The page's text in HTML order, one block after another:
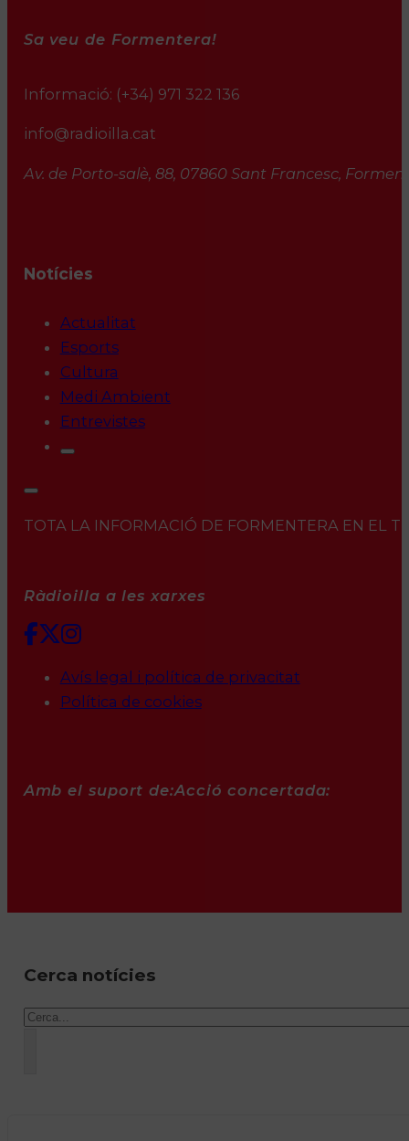
Sa veu de Formentera!
Informació: (+34) 971 322 136
info@radioilla.cat
Av. de Porto-salè, 88, 07860 Sant Francesc,
Notícies
Actualitat
Esports
Cultura
Medi Ambient
Entrevistes
TOTA LA INFORMACIÓ DE FORMENTERA EN EL
Ràdioilla a les xarxes
Avís legal i política de privacitat
Política de cookies
Amb el suport de:Acció concertada:
Cerca notícies
Cercar